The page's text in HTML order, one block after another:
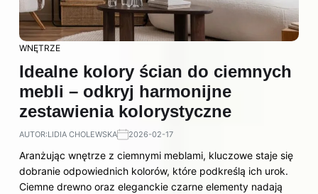
WNĘTRZE
Idealne kolory ścian do ciemnych
mebli – odkryj harmonijne
zestawienia kolorystyczne
AUTOR:LIDIA CHOLEWSKA 2026-02-17
Aranżując wnętrze z ciemnymi meblami, kluczowe staje się
dobranie odpowiednich kolorów, które podkreślą ich urok.
Ciemne drewno oraz eleganckie czarne elementy nadają